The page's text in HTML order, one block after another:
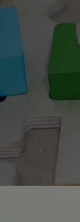
mit Schnellsuche